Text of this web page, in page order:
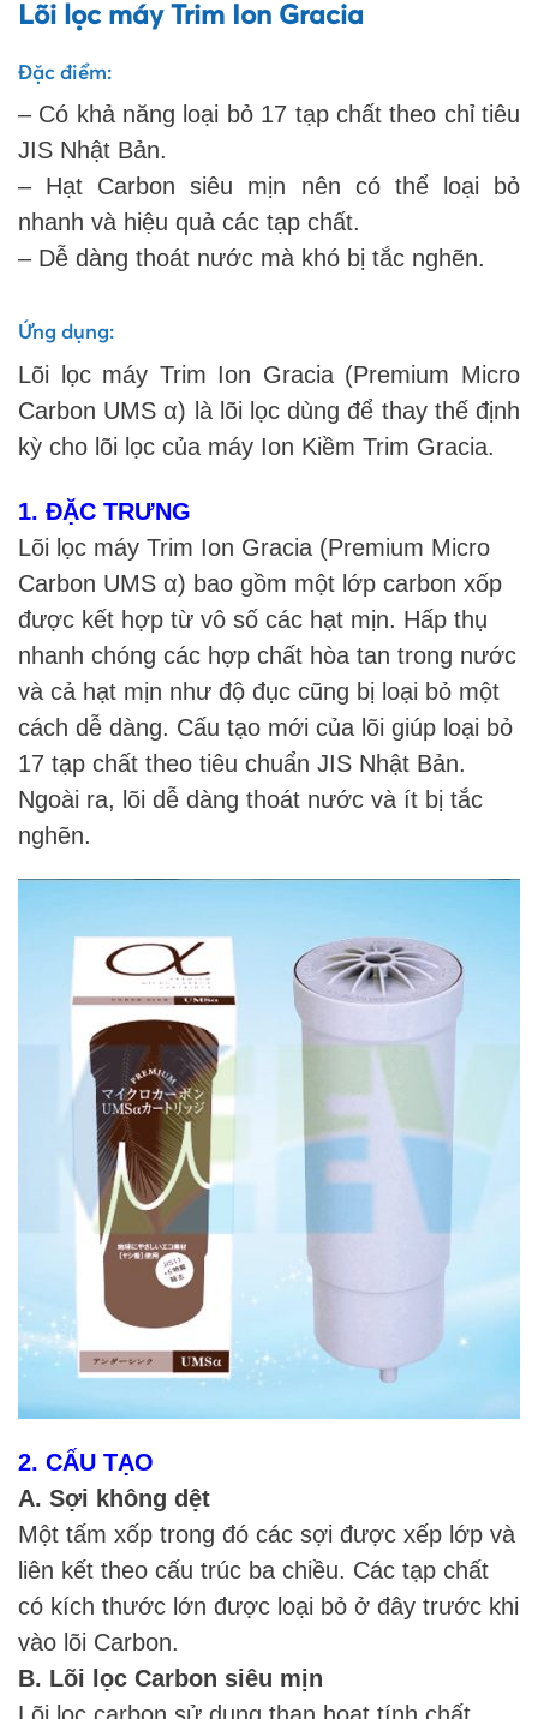
Lõi lọc máy Trim Ion Gracia
Đặc điểm:
– Có khả năng loại bỏ 17 tạp chất theo chỉ tiêu
JIS Nhật Bản.
– Hạt Carbon siêu mịn nên có thể loại bỏ
nhanh và hiệu quả các tạp chất.
– Dễ dàng thoát nước mà khó bị tắc nghẽn.
Ứng dụng:
Lõi lọc máy Trim Ion Gracia (Premium Micro
Carbon UMS α) là lõi lọc dùng để thay thế định
kỳ cho lõi lọc của máy Ion Kiềm Trim Gracia.
1. ĐẶC TRƯNG
Lõi lọc máy Trim Ion Gracia (Premium Micro
Carbon UMS α) bao gồm một lớp carbon xốp
được kết hợp từ vô số các hạt mịn. Hấp thụ
nhanh chóng các hợp chất hòa tan trong nước
và cả hạt mịn như độ đục cũng bị loại bỏ một
cách dễ dàng. Cấu tạo mới của lõi giúp loại bỏ
17 tạp chất theo tiêu chuẩn JIS Nhật Bản.
Ngoài ra, lõi dễ dàng thoát nước và ít bị tắc
nghẽn.
2. CẤU TẠO
A. Sợi không dệt
Một tấm xốp trong đó các sợi được xếp lớp và
liên kết theo cấu trúc ba chiều. Các tạp chất
có kích thước lớn được loại bỏ ở đây trước khi
vào lõi Carbon.
B. Lõi lọc Carbon siêu mịn